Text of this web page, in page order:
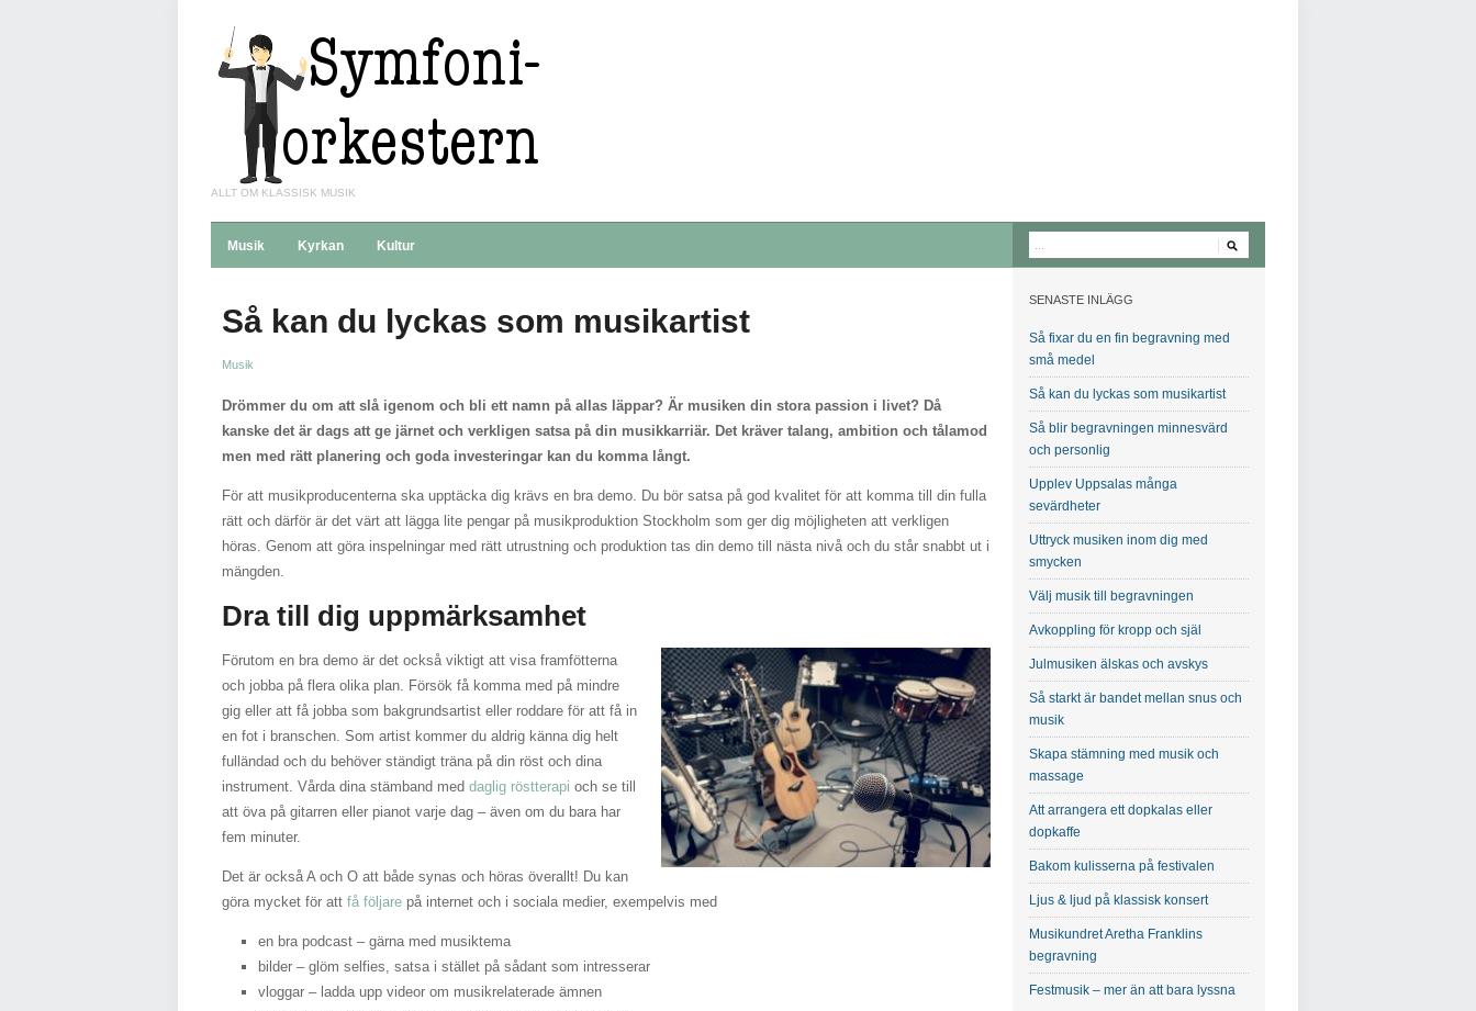
ALLT OM KLASSISK MUSIK
Musik Kyrkan Kultur
Så kan du lyckas som musikartist
Musik
Drömmer du om att slå igenom och bli ett namn på allas läppar? Är musiken din stora passion i livet? Då
kanske det är dags att ge järnet och verkligen satsa på din musikkarriär. Det kräver talang, ambition och tålamod
men med rätt planering och goda investeringar kan du komma långt.
För att musikproducenterna ska upptäcka dig krävs en bra demo. Du bör satsa på god kvalitet för att komma till din fulla
rätt och därför är det värt att lägga lite pengar på musikproduktion Stockholm som ger dig möjligheten att verkligen
höras. Genom att göra inspelningar med rätt utrustning och produktion tas din demo till nästa nivå och du står snabbt ut i
mängden.
Dra till dig uppmärksamhet
Förutom en bra demo är det också viktigt att visa framfötterna
och jobba på flera olika plan. Försök få komma med på mindre
gig eller att få jobba som bakgrundsartist eller roddare för att få in
en fot i branschen. Som artist kommer du aldrig känna dig helt
fulländad och du behöver ständigt träna på din röst och dina
instrument. Vårda dina stämband med daglig röstterapi och se till
att öva på gitarren eller pianot varje dag – även om du bara har
fem minuter.
Det är också A och O att både synas och höras överallt! Du kan
göra mycket för att få följare på internet och i sociala medier, exempelvis med
en bra podcast – gärna med musiktema
bilder – glöm selfies, satsa i stället på sådant som intresserar
vloggar – ladda upp videor om musikrelaterade ämnen
SENASTE INLÄGG
Så fixar du en fin begravning med
små medel
Så kan du lyckas som musikartist
Så blir begravningen minnesvärd
och personlig
Upplev Uppsalas många
sevärdheter
Uttryck musiken inom dig med
smycken
Välj musik till begravningen
Avkoppling för kropp och själ
Julmusiken älskas och avskys
Så starkt är bandet mellan snus och
musik
Skapa stämning med musik och
massage
Att arrangera ett dopkalas eller
dopkaffe
Bakom kulisserna på festivalen
Ljus & ljud på klassisk konsert
Musikundret Aretha Franklins
begravning
Festmusik – mer än att bara lyssna